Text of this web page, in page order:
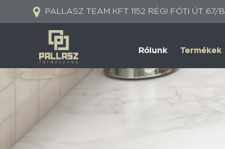
PALLASZ TEAM KFT1152 RÉGI FÓTI ÚT 67/B
Rólunk Termékek